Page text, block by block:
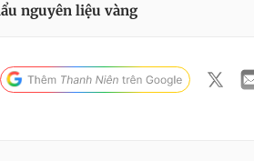
nguyên liệu vàng